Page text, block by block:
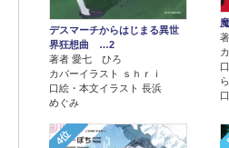
デスマーチからはじまる異世
界狂想曲 …2
著者 愛七 ひろ
カバーイラスト ｓｈｒｉ
口絵・本文イラスト 長浜
めぐみ
4位